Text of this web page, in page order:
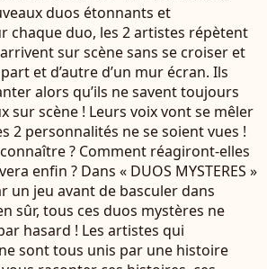
duos étonnants et
chaque duo, les 2 artistes répètent
sur scène sans se croiser et
et d’autre d’un mur écran. Ils
alors qu’ils ne savent toujours
sur scène ! Leurs voix vont se mêler
2 personnalités ne se soient vues !
? Comment réagiront-elles
enfin ? Dans « DUOS MYSTERES »
un jeu avant de basculer dans
sûr, tous ces duos mystères ne
hasard ! Les artistes qui
sont tous unis par une histoire